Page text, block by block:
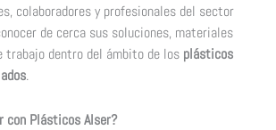
colaboradores y profesionales del sector
de cerca sus soluciones, materiales
trabajo dentro del ámbito de los plásticos
.
con Plásticos Alser?